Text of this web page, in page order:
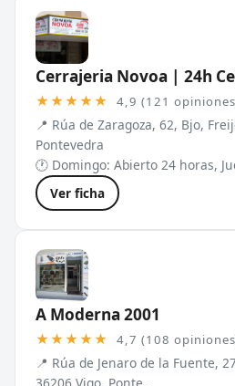
Cerrajeria Novoa | 24h
★★★★★ 4,9 (121
📍 Rúa de Zaragoza, 62, Bjo,
Pontevedra
🕐 Domingo: Abierto 24 horas,
Ver ficha
A Moderna 2001
★★★★★ 4,7 (108
📍 Rúa de Jenaro de la Fuente,